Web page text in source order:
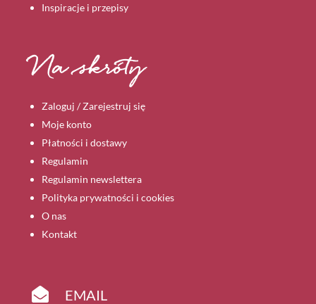
Inspiracje i przepisy
Na skróty
Zaloguj / Zarejestruj się
Moje konto
Płatności i dostawy
Regulamin
Regulamin newslettera
Polityka prywatności i cookies
O nas
Kontakt
 EMAIL